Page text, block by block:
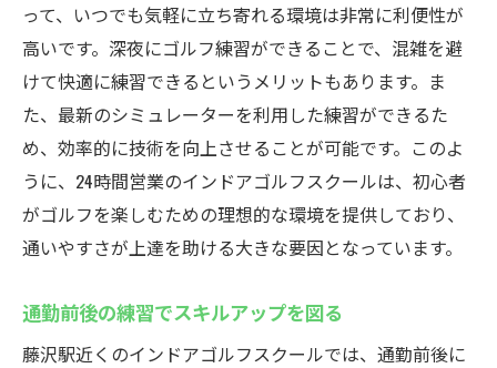
全天候型の練習場のメリット
室内練習がもたらすスキル向上のポイント
雨の日でも安心の設備紹介
季節を問わず快適な練習環境
インドアゴルフならではの季節イベント
外部ストレスのない集中練習の方法
最新シミュレーターで効率的に練習できる藤沢
シミュレーターの機能とその効果
リアルなコース体験を自宅で実現
って、いつでも気軽に立ち寄れる環境は非常に利便性が
高いです。深夜にゴルフ練習ができることで、混雑を避
けて快適に練習できるというメリットもあります。ま
た、最新のシミュレーターを利用した練習ができるた
め、効率的に技術を向上させることが可能です。このよ
うに、24時間営業のインドアゴルフスクールは、初心者
がゴルフを楽しむための理想的な環境を提供しており、
通いやすさが上達を助ける大きな要因となっています。
通勤前後の練習でスキルアップを図る
藤沢駅近くのインドアゴルフスクールでは、通勤前後に